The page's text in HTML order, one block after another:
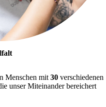
Menschen mit 30 verschiedenen
unser Miteinander bereichert